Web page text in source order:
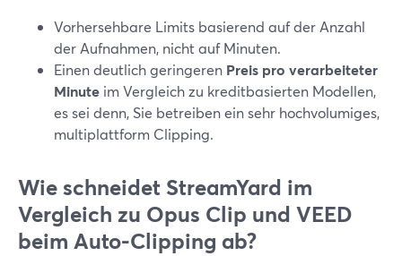
Vorhersehbare Limits basierend auf der Anzahl
der Aufnahmen, nicht auf Minuten.
Einen deutlich geringeren Preis pro verarbeiteter
Minute im Vergleich zu kreditbasierten Modellen,
es sei denn, Sie betreiben ein sehr hochvolumiges,
multiplattform Clipping.
Wie schneidet StreamYard im
Vergleich zu Opus Clip und VEED
beim Auto-Clipping ab?